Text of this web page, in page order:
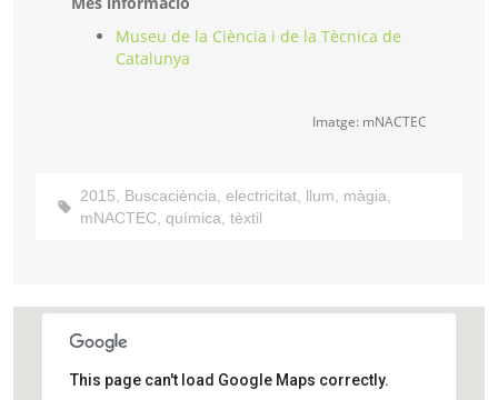
Museu de la Ciència i de la Tècnica de
Catalunya
Imatge: mNACTEC
2015, Buscaciència, electricitat, llum, màgia,
mNACTEC, química, tèxtil
This page can't load Google Maps correctly.